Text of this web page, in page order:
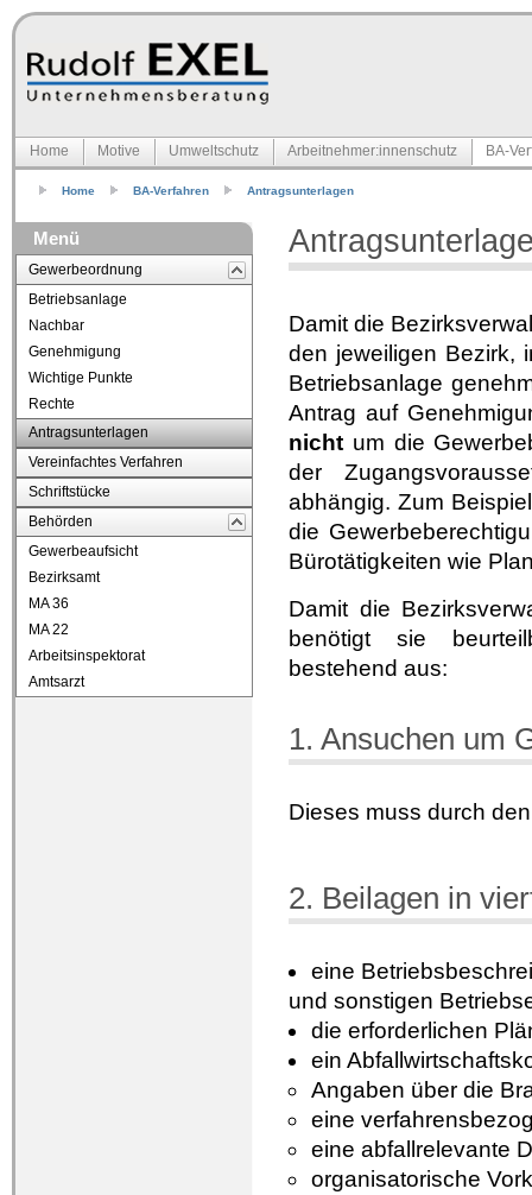
Home Motive Umweltschutz Arbeitnehmer:innenschutz BA-
Home BA-Verfahren Antragsunterlagen
Menü
Gewerbeordnung
Betriebsanlage
Nachbar
Genehmigung
Wichtige Punkte
Rechte
Antragsunterlagen
Vereinfachtes Verfahren
Schriftstücke
Behörden
Gewerbeaufsicht
Bezirksamt
MA 36
MA 22
Arbeitsinspektorat
Amtsarzt
Damit die
den jeweiligen Bezirk,
Betriebsanlage
Antrag auf
nicht um die
der
abhängig. Zum
die
Bürotätigkeiten wie
Damit die
benötigt sie
bestehend aus:
1. Ansuchen um
Dieses muss durch
2. Beilagen in
eine
und sonstigen
die erforderlichen
ein
Angaben über die
eine
eine abfallrelevante
organisatorische